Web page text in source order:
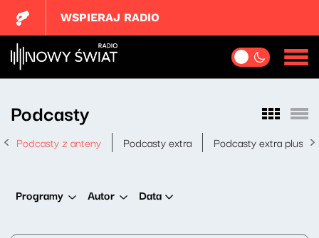
WSPIERAJ RADIO
Podcasty
Podcasty z anteny Podcasty extra Podcasty extra plus
Programy Autor Data